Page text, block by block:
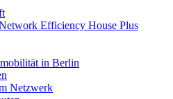
Efficiency House Plus
in Berlin
Netzwerk